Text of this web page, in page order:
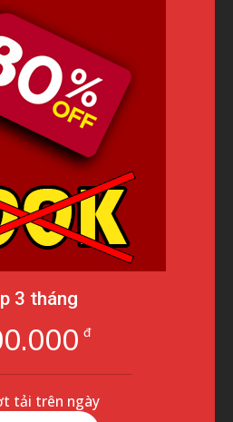
3 tháng
đ
tải trên ngày